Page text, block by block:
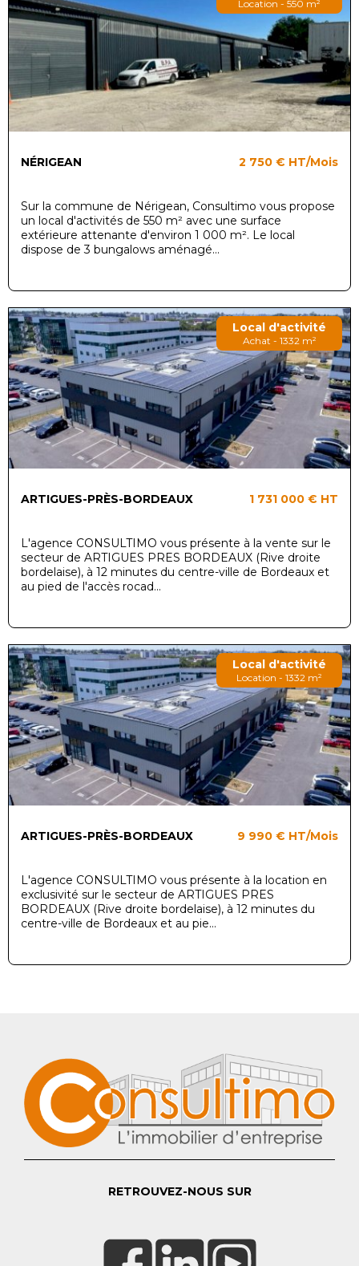
Location - 550 m²
NÉRIGEAN 2 750 € HT/Mois
Sur la commune de Nérigean, Consultimo vous propose
un local d'activités de 550 m² avec une surface
extérieure attenante d'environ 1 000 m². Le local
dispose de 3 bungalows aménagé...
Local d'activité
Achat - 1332 m²
ARTIGUES-PRÈS-BORDEAUX 1 731 000 € HT
L'agence CONSULTIMO vous présente à la vente sur le
secteur de ARTIGUES PRES BORDEAUX (Rive droite
bordelaise), à 12 minutes du centre-ville de Bordeaux et
au pied de l'accès rocad...
Local d'activité
Location - 1332 m²
ARTIGUES-PRÈS-BORDEAUX 9 990 € HT/Mois
L'agence CONSULTIMO vous présente à la location en
exclusivité sur le secteur de ARTIGUES PRES
BORDEAUX (Rive droite bordelaise), à 12 minutes du
centre-ville de Bordeaux et au pie...
RETROUVEZ-NOUS SUR